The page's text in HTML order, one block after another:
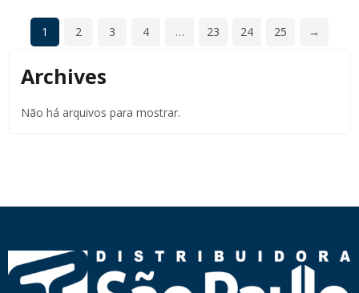
1 2 3 4 … 23 24 25 →
Archives
Não há arquivos para mostrar.